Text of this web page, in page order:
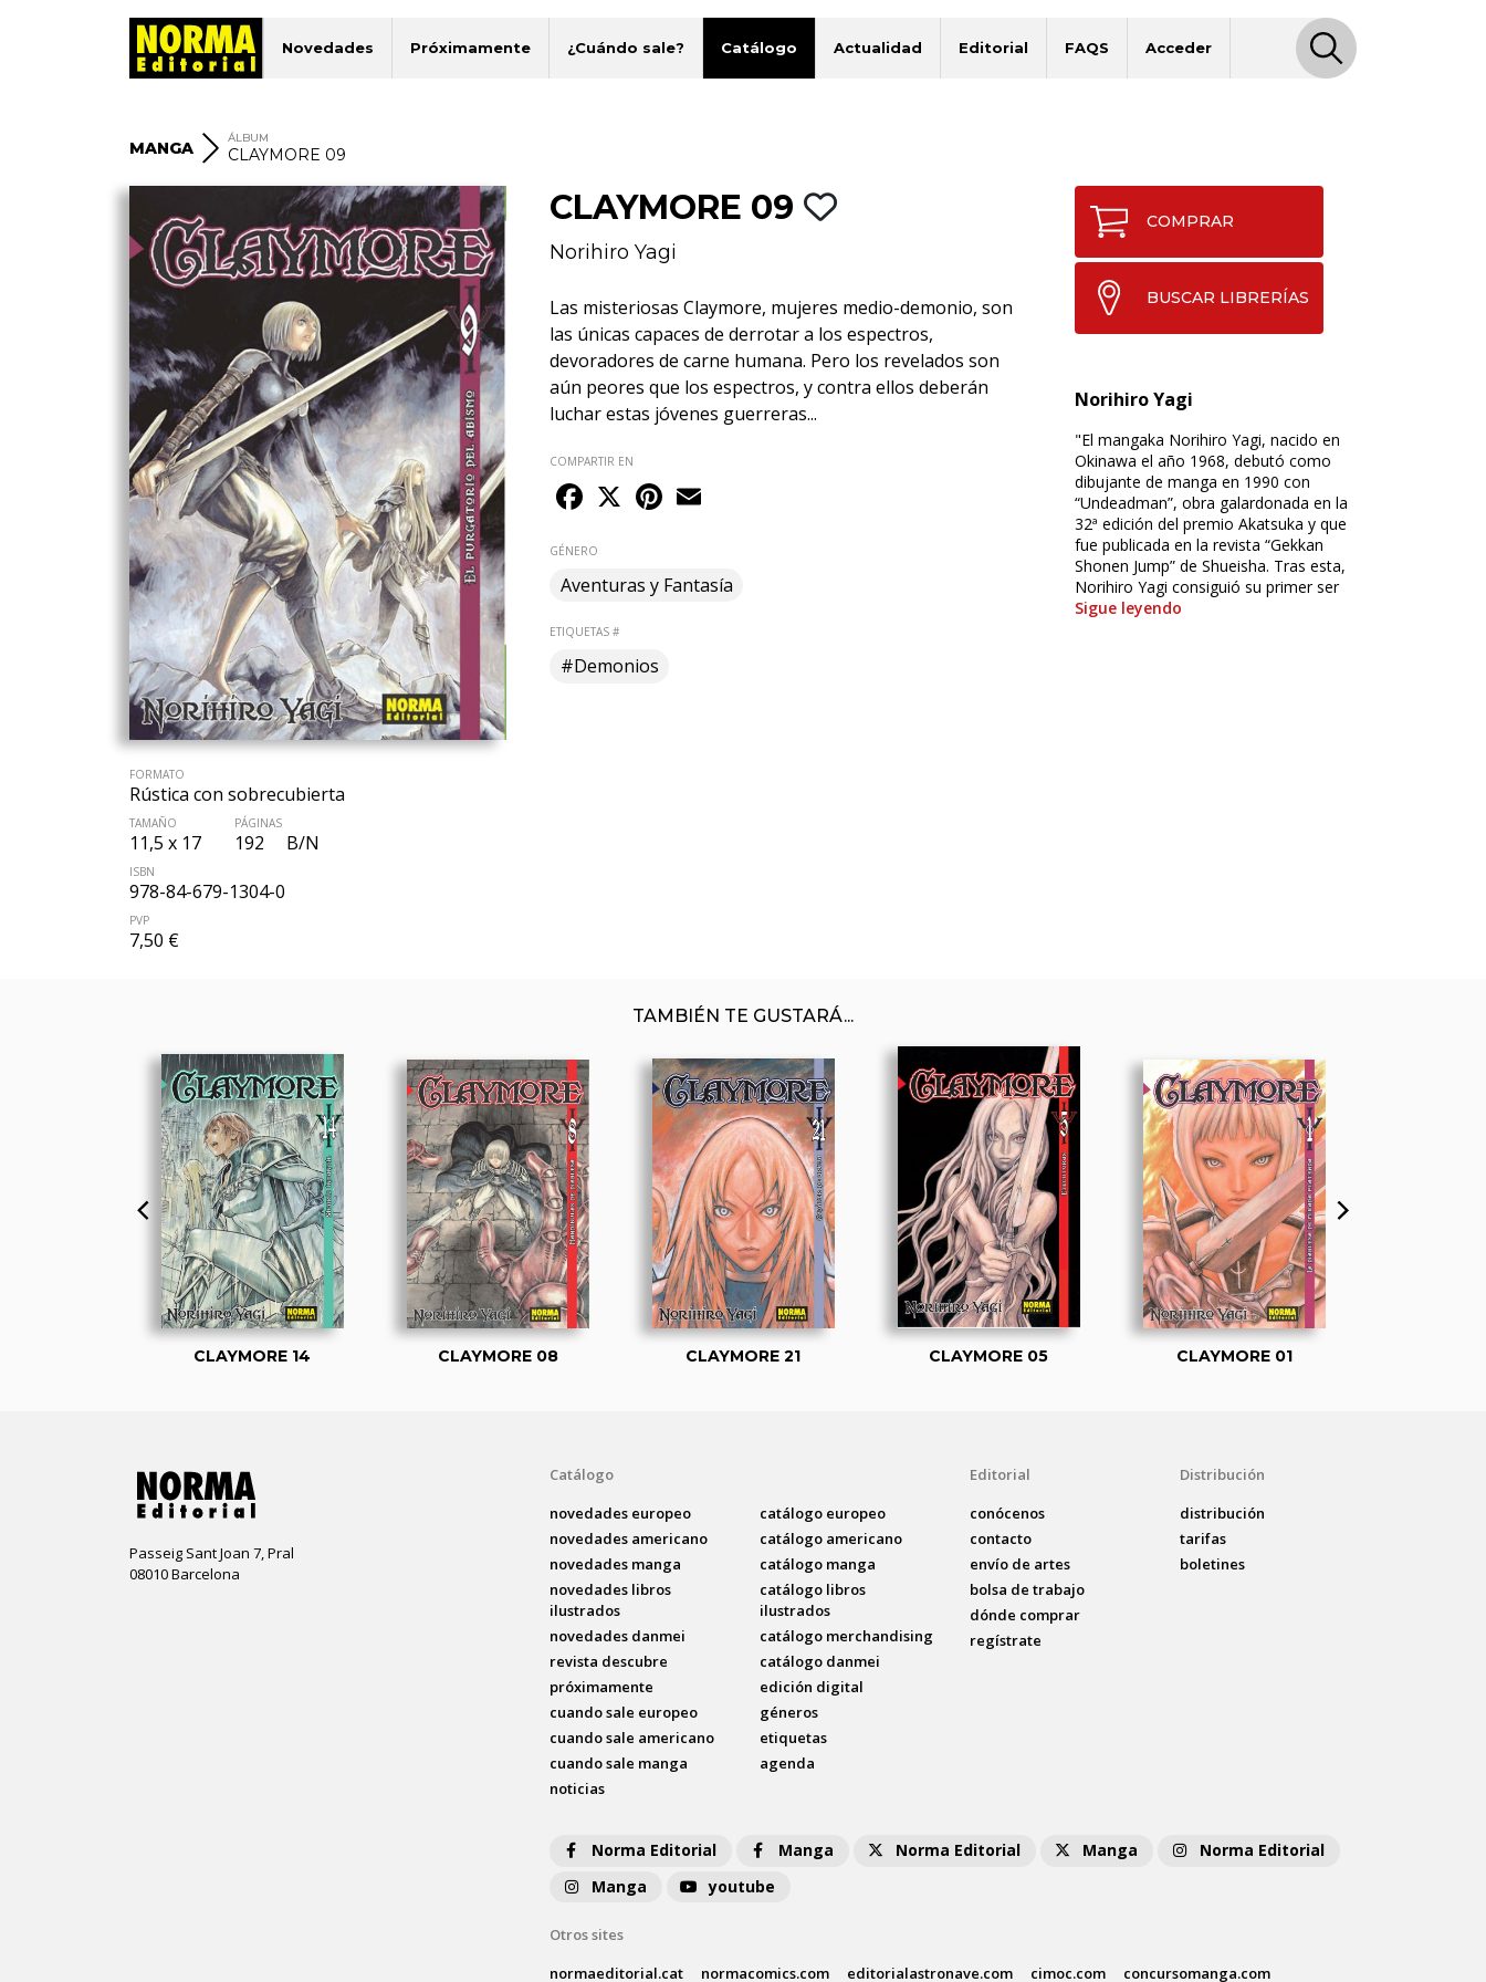
Novedades Próximamente ¿Cuándo sale? Catálogo Actualidad Editorial FAQS Acceder
MANGA
ÁLBUM
CLAYMORE 09
FORMATO
Rústica con sobrecubierta
TAMAÑO
11,5 x 17
PÁGINAS
192 B/N
ISBN
978-84-679-1304-0
PVP
7,50 €
CLAYMORE 09
Norihiro Yagi
Las misteriosas Claymore, mujeres medio-demonio, son
las únicas capaces de derrotar a los espectros,
devoradores de carne humana. Pero los revelados son
aún peores que los espectros, y contra ellos deberán
luchar estas jóvenes guerreras...
COMPARTIR EN
Facebook
X Pinterest
GÉNERO
Aventuras y Fantasía
ETIQUETAS #
#Demonios
COMPRAR
BUSCAR LIBRERÍAS
Norihiro Yagi
"El mangaka Norihiro Yagi, nacido en
Okinawa el año 1968, debutó como
dibujante de manga en 1990 con
“Undeadman”, obra galardonada en la
32ª edición del premio Akatsuka y que
fue publicada en la revista “Gekkan
Shonen Jump” de Shueisha. Tras esta,
Norihiro Yagi consiguió su primer ser
Sigue leyendo
TAMBIÉN TE GUSTARÁ...
CLAYMORE 14 CLAYMORE 08 CLAYMORE 21 CLAYMORE 05 CLAYMORE 01
Passeig Sant Joan 7, Pral
08010 Barcelona
Catálogo
novedades europeo
novedades americano
novedades manga
novedades libros
ilustrados
novedades danmei
revista descubre
próximamente
cuando sale europeo
cuando sale americano
cuando sale manga
noticias
catálogo europeo
catálogo americano
catálogo manga
catálogo libros
ilustrados
catálogo merchandising
catálogo danmei
edición digital
géneros
etiquetas
agenda
Editorial
conócenos
contacto
envío de artes
bolsa de trabajo
dónde comprar
regístrate
Distribución
distribución
tarifas
boletines
Norma Editorial Manga Norma Editorial Manga
Norma Editorial
Manga
youtube
Otros sites
normaeditorial.cat
normacomics.com editorialastronave.com cimoc.com concursomanga.com